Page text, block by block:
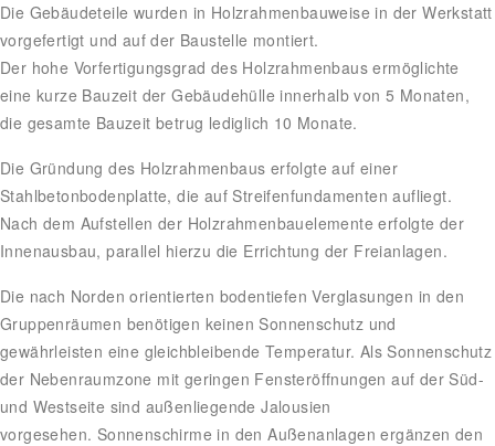
Die Gebäudeteile wurden in Holzrahmenbauweise in der Werkstatt
vorgefertigt und auf der Baustelle montiert.
Der hohe Vorfertigungsgrad des Holzrahmenbaus ermöglichte
eine kurze Bauzeit der Gebäudehülle innerhalb von 5 Monaten,
die gesamte Bauzeit betrug lediglich 10 Monate.
Die Gründung des Holzrahmenbaus erfolgte auf einer
Stahlbetonbodenplatte, die auf Streifenfundamenten aufliegt.
Nach dem Aufstellen der Holzrahmenbauelemente erfolgte der
Innenausbau, parallel hierzu die Errichtung der Freianlagen.
Die nach Norden orientierten bodentiefen Verglasungen in den
Gruppenräumen benötigen keinen Sonnenschutz und
gewährleisten eine gleichbleibende Temperatur. Als Sonnenschutz
der Nebenraumzone mit geringen Fensteröffnungen auf der Süd-
und Westseite sind außenliegende Jalousien
vorgesehen. Sonnenschirme in den Außenanlagen ergänzen den